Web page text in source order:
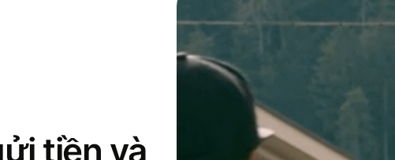
tiền và